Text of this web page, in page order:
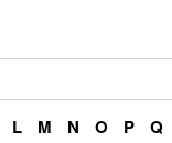
L M N O P Q